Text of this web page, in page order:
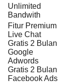
Unlimited
Bandwith
Fitur Premium
Live Chat
Gratis 2 Bulan
Google
Adwords
Gratis 2 Bulan
Facebook Ads